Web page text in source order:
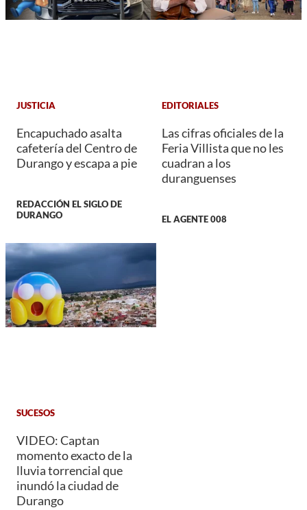
JUSTICIA
Encapuchado asalta
cafetería del Centro de
Durango y escapa a pie
REDACCIÓN EL SIGLO DE
DURANGO
EDITORIALES
Las cifras oficiales de la
Feria Villista que no les
cuadran a los
duranguenses
EL AGENTE 008
SUCESOS
VIDEO: Captan
momento exacto de la
lluvia torrencial que
inundó la ciudad de
Durango